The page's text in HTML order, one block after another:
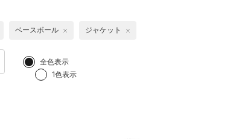
全色表示
1色表示
ベースボール ジャケット